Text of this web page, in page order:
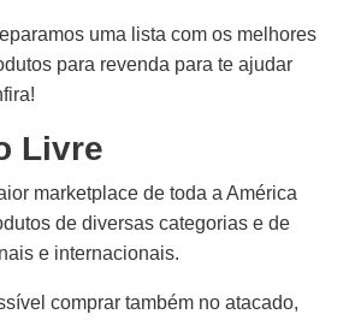
uma lista com os melhores
para revenda para te ajudar
Livre
marketplace de toda a América
de diversas categorias e de
e internacionais.
comprar também no atacado,